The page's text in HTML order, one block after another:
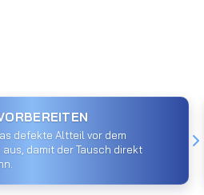
defekte Altteil vor dem
damit der Tausch direkt